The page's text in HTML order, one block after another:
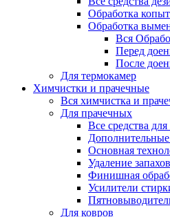
Обработка копыт
Обработка
Вся
Перед
После
Для термокамер
Химчистки и прачечные
Вся химчистка и
Для прачечных
Все средства
Дополнительные
Основная
Удаление
Финишная
Усилители
Для ковров